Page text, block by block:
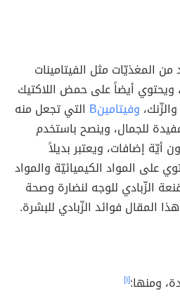
المغذيّات مثل الفيتامينات
ويحتوي أيضاً على حمض اللاكتيك
وفيتامينB
التي تجعل منه
للجمال، وينصح باستخدم
أيّة إضافات، ويعتبر بديلاً
على المواد الكيميائيّة والمواد
الزّبادي للوجه لنضارة وصحة
المقال فوائد الزّبادي للبشرة.
ومنها:[١]